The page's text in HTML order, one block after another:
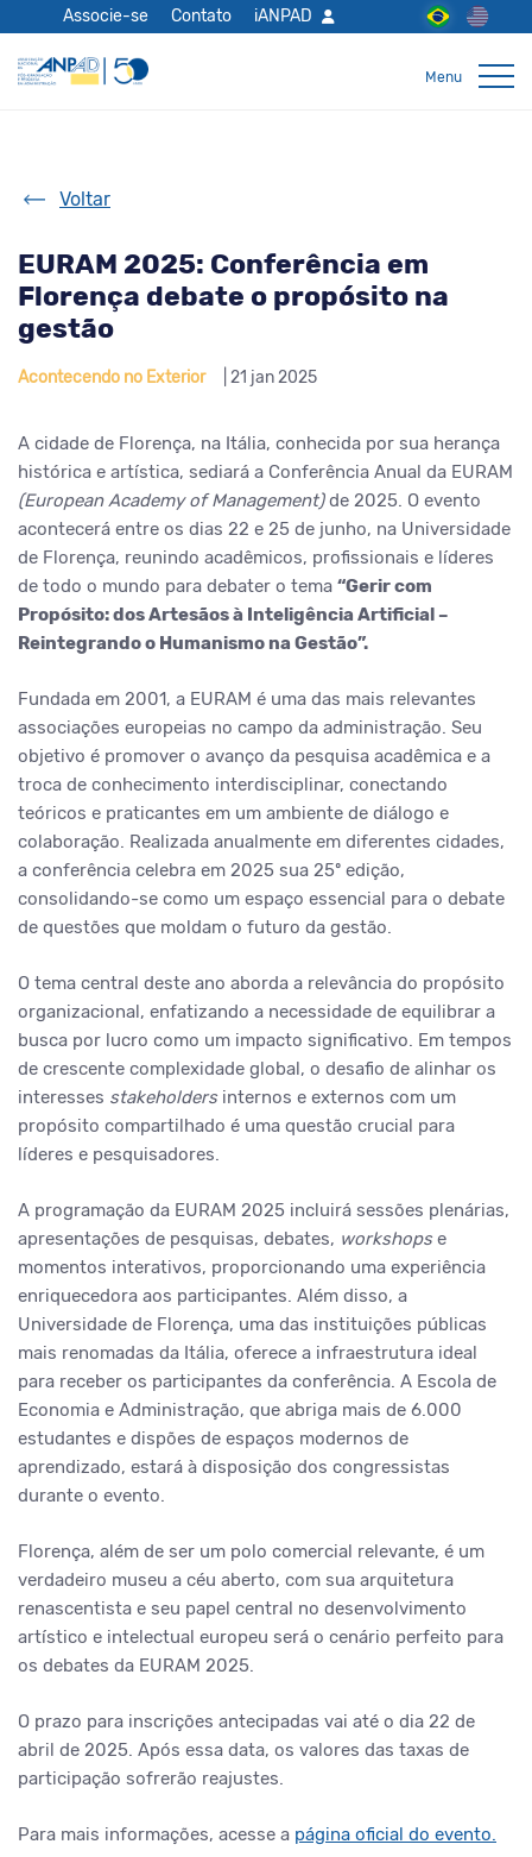
Associe-se Contato iANPAD
Voltar
EURAM 2025: Conferência em
Florença debate o propósito na
gestão
Acontecendo no Exterior | 21 jan 2025
A cidade de Florença, na Itália, conhecida por sua herança
histórica e artística, sediará a Conferência Anual da EURAM
(European Academy of Management)de 2025. O evento
acontecerá entre os dias 22 e 25 de junho, na Universidade
de Florença, reunindo acadêmicos, profissionais e líderes
de todo o mundo para debater o tema “Gerir com
Propósito: dos Artesãos à Inteligência Artificial –
Reintegrando o Humanismo na Gestão”.
Fundada em 2001, a EURAM é uma das mais relevantes
associações europeias no campo da administração. Seu
objetivo é promover o avanço da pesquisa acadêmica e a
troca de conhecimento interdisciplinar, conectando
teóricos e praticantes em um ambiente de diálogo e
colaboração. Realizada anualmente em diferentes cidades,
a conferência celebra em 2025 sua 25º edição,
consolidando-se como um espaço essencial para o debate
de questões que moldam o futuro da gestão.
O tema central deste ano aborda a relevância do propósito
organizacional, enfatizando a necessidade de equilibrar a
busca por lucro como um impacto significativo. Em tempos
de crescente complexidade global, o desafio de alinhar os
interesses stakeholders internos e externos com um
propósito compartilhado é uma questão crucial para
líderes e pesquisadores.
A programação da EURAM 2025 incluirá sessões plenárias,
apresentações de pesquisas, debates, workshopse
momentos interativos, proporcionando uma experiência
enriquecedora aos participantes. Além disso, a
Universidade de Florença, uma das instituições públicas
mais renomadas da Itália, oferece a infraestrutura ideal
para receber os participantes da conferência. A Escola de
Economia e Administração, que abriga mais de 6.000
estudantes e dispões de espaços modernos de
aprendizado, estará à disposição dos congressistas
durante o evento.
Florença, além de ser um polo comercial relevante, é um
verdadeiro museu a céu aberto, com sua arquitetura
renascentista e seu papel central no desenvolvimento
artístico e intelectual europeu será o cenário perfeito para
os debates da EURAM 2025.
O prazo para inscrições antecipadas vai até o dia 22 de
abril de 2025. Após essa data, os valores das taxas de
participação sofrerão reajustes.
Para mais informações, acesse a página oficial do evento.